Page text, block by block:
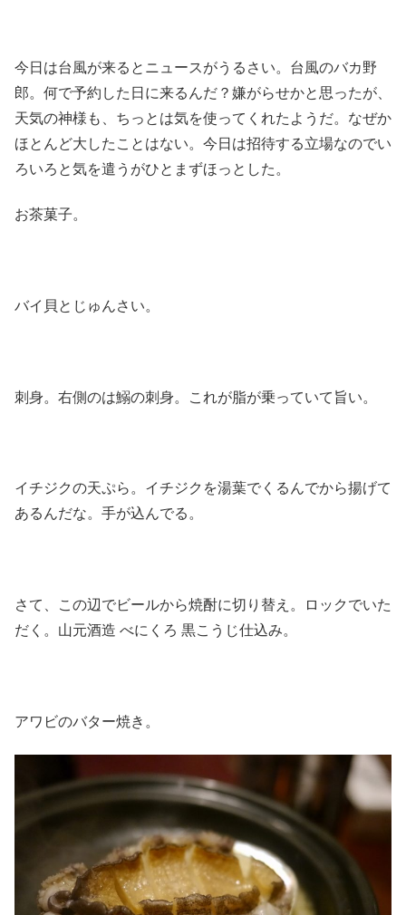
今日は台風が来るとニュースがうるさい。台風のバカ野
郎。何で予約した日に来るんだ？嫌がらせかと思ったが、
天気の神様も、ちっとは気を使ってくれたようだ。なぜか
ほとんど大したことはない。今日は招待する立場なのでい
ろいろと気を遣うがひとまずほっとした。
お茶菓子。
バイ貝とじゅんさい。
刺身。右側のは鰯の刺身。これが脂が乗っていて旨い。
イチジクの天ぷら。イチジクを湯葉でくるんでから揚げて
あるんだな。手が込んでる。
さて、この辺でビールから焼酎に切り替え。ロックでいた
だく。山元酒造 べにくろ 黒こうじ仕込み。
アワビのバター焼き。